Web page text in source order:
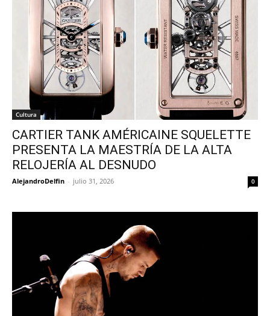
Cultura
CARTIER TANK AMÉRICAINE SQUELETTE
PRESENTA LA MAESTRÍA DE LA ALTA
RELOJERÍA AL DESNUDO
AlejandroDelfin - julio 31, 2026 0